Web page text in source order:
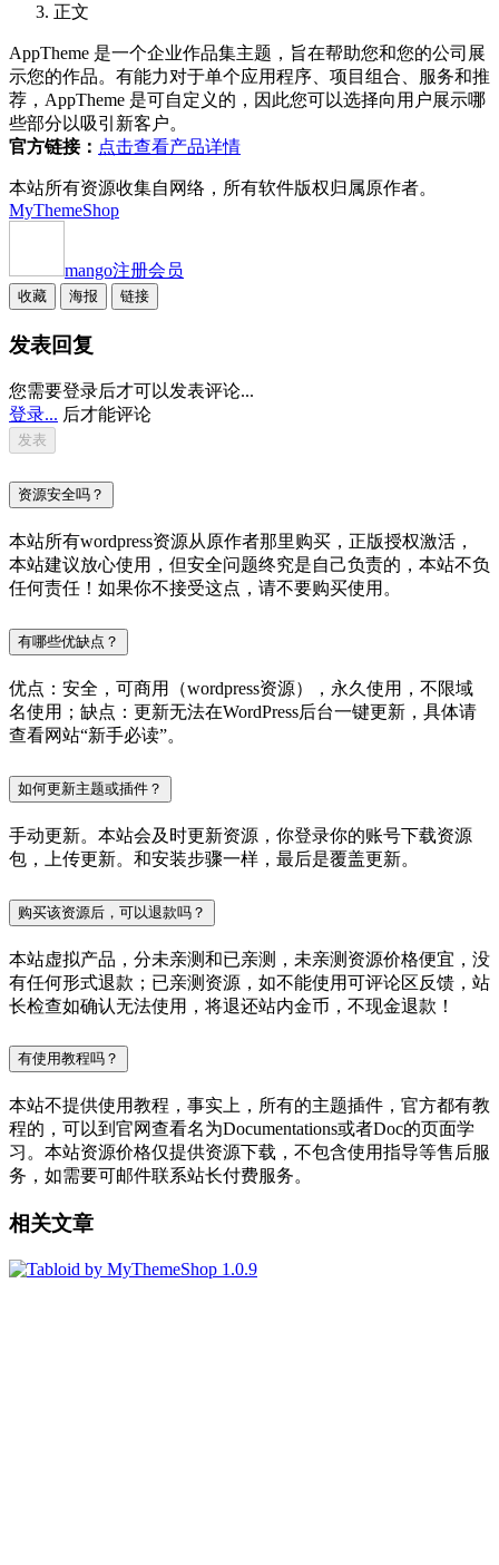
正文
AppTheme 是一个企业作品集主题，旨在帮助您和您的公司展
示您的作品。有能力对于单个应用程序、项目组合、服务和推
荐，AppTheme 是可自定义的，因此您可以选择向用户展示哪
些部分以吸引新客户。
官方链接： 点击查看产品详情
本站所有资源收集自网络，所有软件版权归属原作者。
MyThemeShop
mango注册会员
收藏 海报 链接
发表回复
您需要登录后才可以发表评论...
登录... 后才能评论
资源安全吗？
本站所有wordpress资源从原作者那里购买，正版授权激活，
本站建议放心使用，但安全问题终究是自己负责的，本站不负
任何责任！如果你不接受这点，请不要购买使用。
有哪些优缺点？
优点：安全，可商用（wordpress资源），永久使用，不限域
名使用；缺点：更新无法在WordPress后台一键更新，具体请
查看网站“新手必读”。
如何更新主题或插件？
手动更新。本站会及时更新资源，你登录你的账号下载资源
包，上传更新。和安装步骤一样，最后是覆盖更新。
购买该资源后，可以退款吗？
本站虚拟产品，分未亲测和已亲测，未亲测资源价格便宜，没
有任何形式退款；已亲测资源，如不能使用可评论区反馈，站
长检查如确认无法使用，将退还站内金币，不现金退款！
有使用教程吗？
本站不提供使用教程，事实上，所有的主题插件，官方都有教
程的，可以到官网查看名为Documentations或者Doc的页面学
习。本站资源价格仅提供资源下载，不包含使用指导等售后服
务，如需要可邮件联系站长付费服务。
相关文章